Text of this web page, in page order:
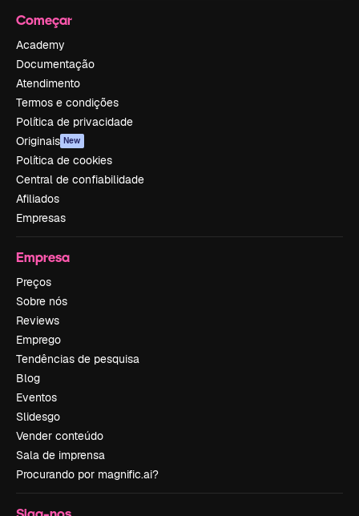
Começar
Academy
Documentação
Atendimento
Termos e condições
Política de privacidade
Originais New
Política de cookies
Central de confiabilidade
Afiliados
Empresas
Empresa
Preços
Sobre nós
Reviews
Emprego
Tendências de pesquisa
Blog
Eventos
Slidesgo
Vender conteúdo
Sala de imprensa
Procurando por magnific.ai?